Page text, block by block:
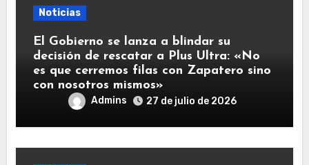
Noticias
El Gobierno se lanza a blindar su
decisión de rescatar a Plus Ultra: «No
es que cerremos filas con Zapatero sino
con nosotros mismos»
Admins 27 de julio de 2026